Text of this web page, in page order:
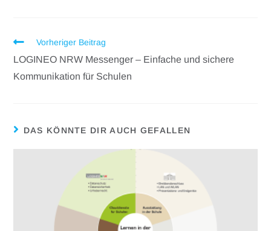
Vorheriger Beitrag
LOGINEO NRW Messenger – Einfache und sichere
Kommunikation für Schulen
DAS KÖNNTE DIR AUCH GEFALLEN